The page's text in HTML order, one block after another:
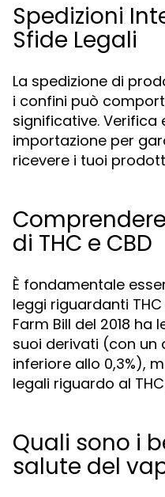
Spedizioni
Sfide Legali
La spedizione di
i confini può
significative. Verifica
importazione per
ricevere i tuoi
di THC e CBD
È fondamentale
leggi riguardanti
Farm Bill del 2018
suoi derivati (con un
inferiore allo 0,3%),
legali riguardo al
Quali sono i
salute del